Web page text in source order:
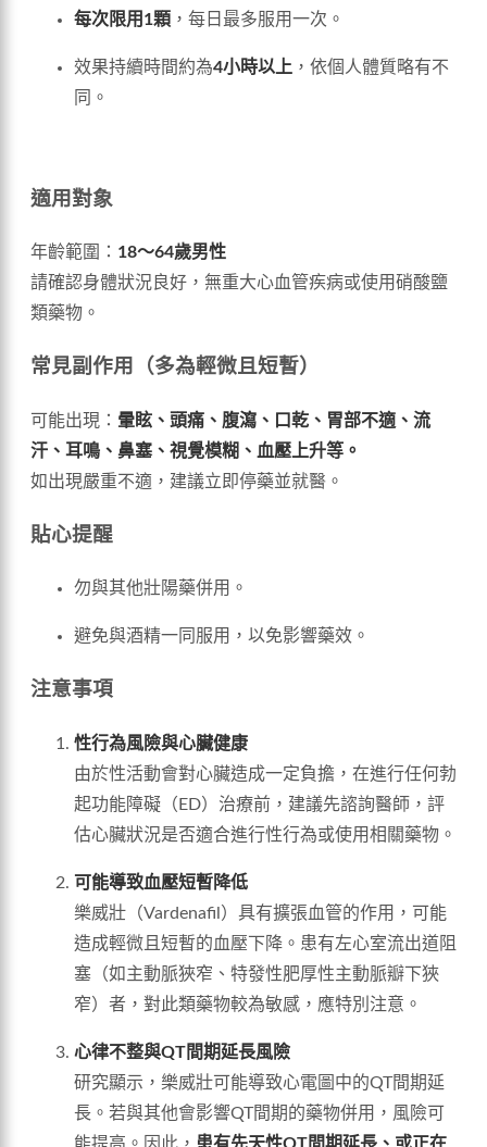
每次限用1顆 ，每日最多服用一次。
效果持續時間約為4小時以上 ，依個人體質略有不
同。
適用對象
年齡範圍： 18～64歲男性
請確認身體狀況良好，無重大心血管疾病或使用硝酸鹽
類藥物。
常見副作用（多為輕微且短暫）
可能出現： 暈眩、頭痛、腹瀉、口乾、胃部不適、流
汗、耳鳴、鼻塞、視覺模糊、血壓上升等。
如出現嚴重不適，建議立即停藥並就醫。
貼心提醒
勿與其他壯陽藥併用。
避免與酒精一同服用，以免影響藥效。
注意事項
性行為風險與心臟健康
由於性活動會對心臟造成一定負擔，在進行任何勃
起功能障礙（ED）治療前，建議先諮詢醫師，評
估心臟狀況是否適合進行性行為或使用相關藥物。
可能導致血壓短暫降低
樂威壯（Vardenafil）具有擴張血管的作用，可能
造成輕微且短暫的血壓下降。患有左心室流出道阻
塞（如主動脈狹窄、特發性肥厚性主動脈瓣下狹
窄）者，對此類藥物較為敏感，應特別注意。
心律不整與QT間期延長風險
研究顯示，樂威壯可能導致心電圖中的QT間期延
長。若與其他會影響QT間期的藥物併用，風險可
能提高。因此， 患有先天性QT間期延長、或正在